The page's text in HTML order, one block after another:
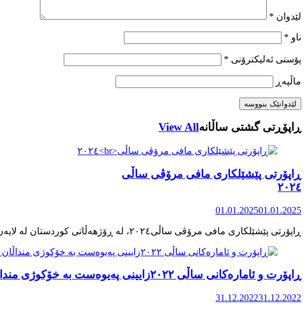
لێدوان *
ناو *
پۆستی ئەلیکترۆنی *
ماڵپه‌ڕ
ڕاپۆڕتی گشتی ساڵانهView All
ڕاپۆرتی پێشێلکاری مافی مرۆڤی ساڵی
٢٠٢٤
01.01.202501.01.2025
ڕاپۆرت و ئامارەکانی ساڵی ٢٠٢٢زایینی پەیوەست بە خۆکوژی منداڵان لە کوردستان
31.12.202231.12.2022